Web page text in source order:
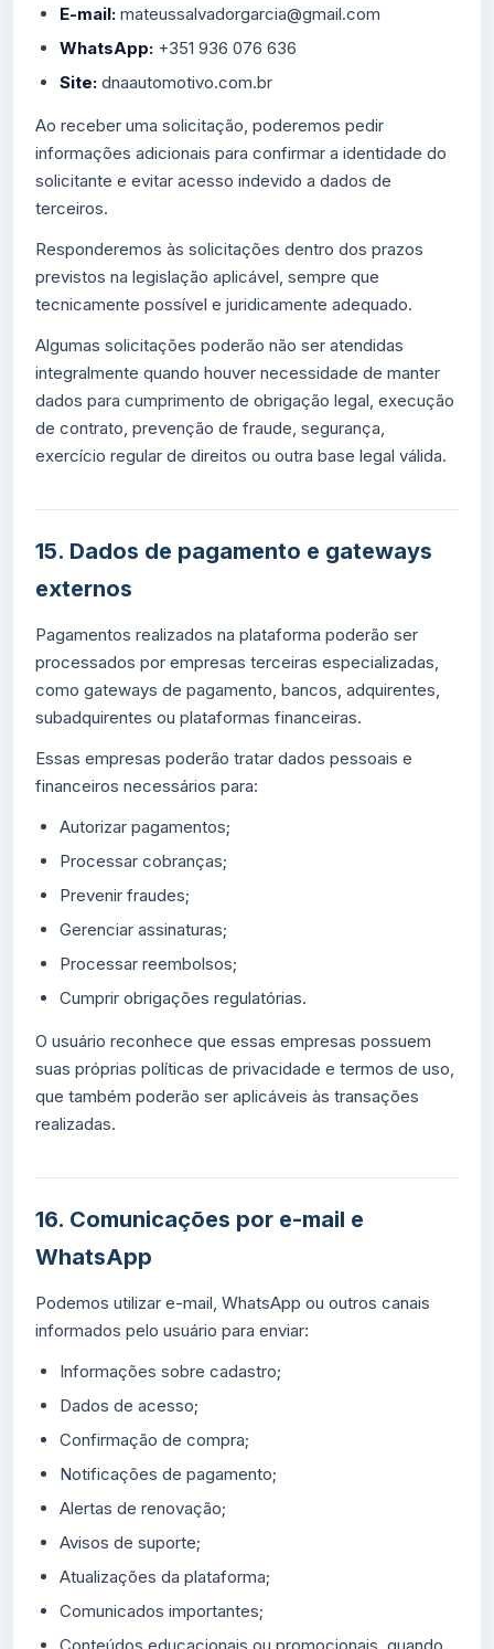
E-mail: mateussalvadorgarcia@gmail.com
WhatsApp: +351 936 076 636
Site: dnaautomotivo.com.br
Ao receber uma solicitação, poderemos pedir
informações adicionais para confirmar a identidade do
solicitante e evitar acesso indevido a dados de
terceiros.
Responderemos às solicitações dentro dos prazos
previstos na legislação aplicável, sempre que
tecnicamente possível e juridicamente adequado.
Algumas solicitações poderão não ser atendidas
integralmente quando houver necessidade de manter
dados para cumprimento de obrigação legal, execução
de contrato, prevenção de fraude, segurança,
exercício regular de direitos ou outra base legal válida.
15. Dados de pagamento e gateways
externos
Pagamentos realizados na plataforma poderão ser
processados por empresas terceiras especializadas,
como gateways de pagamento, bancos, adquirentes,
subadquirentes ou plataformas financeiras.
Essas empresas poderão tratar dados pessoais e
financeiros necessários para:
Autorizar pagamentos;
Processar cobranças;
Prevenir fraudes;
Gerenciar assinaturas;
Processar reembolsos;
Cumprir obrigações regulatórias.
O usuário reconhece que essas empresas possuem
suas próprias políticas de privacidade e termos de uso,
que também poderão ser aplicáveis às transações
realizadas.
16. Comunicações por e-mail e
WhatsApp
Podemos utilizar e-mail, WhatsApp ou outros canais
informados pelo usuário para enviar:
Informações sobre cadastro;
Dados de acesso;
Confirmação de compra;
Notificações de pagamento;
Alertas de renovação;
Avisos de suporte;
Atualizações da plataforma;
Comunicados importantes;